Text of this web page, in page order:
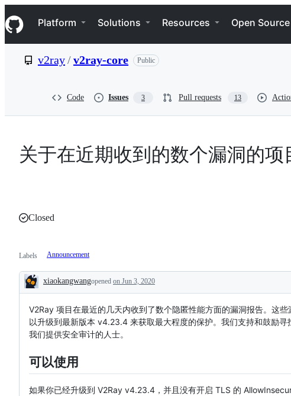
k
i
p
e
Navigation Menu
Platform Solutions Resources Open Source
v2ray/v2ray-core Public
Code Issues 3 Pull requests 13
关于在近期收到的数个漏洞的项
Closed
Labels Announcement
Description
xiaokangwangopened on Jun 3, 2020
V2Ray 项目在最近的几天内收到了数个隐匿性能方面的漏洞报告。这
以升级到最新版本 v4.23.4 来获取最大程度的保护。我们支持和鼓励
我们提供安全审计的人士。
可以使用
如果你已经升级到 V2Ray v4.23.4，并且没有开启 TLS 的